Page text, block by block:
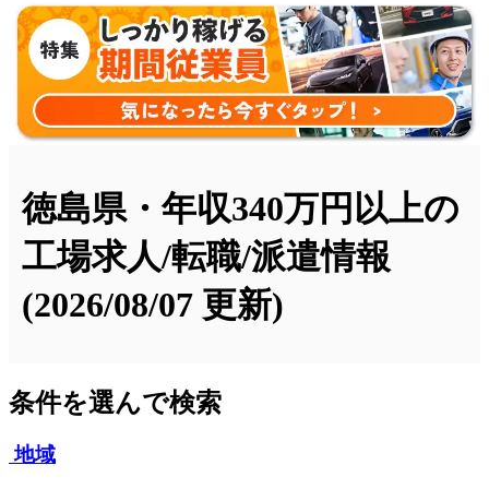
徳島県・年収340万円以上の
工場求人/転職/派遣情報
(2026/08/07 更新)
条件を選んで検索
地域